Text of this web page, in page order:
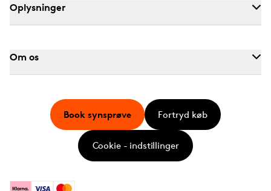
Oplysninger
Om os
KlarnaVisa Mastercard
Book synsprøve Fortryd køb
Cookie - indstillinger